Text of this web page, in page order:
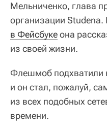
Мельниченко, глава
организации Studena.
в Фейсбукеона
из своей жизни.
Флешмоб подхватили
и он стал, пожалуй,
из всех подобных
времени.